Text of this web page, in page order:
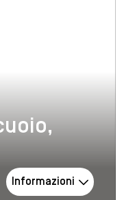
Informazioni